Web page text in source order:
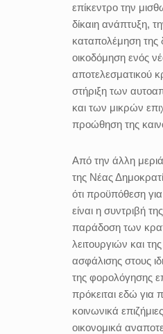
επίκεντρο την
δίκαιη ανάπτυξη,
καταπολέμηση της
οικοδόμηση ενός
αποτελεσματικού
στήριξη των
και των μικρών
προώθηση της
Από την άλλη
της Νέας
ότι προϋπόθεση
είναι η συντριβή
παράδοση των
λειτουργιών και
ασφάλισης στους
της φορολόγησης
πρόκειται εδώ για
κοινωνικά
οικονομικά